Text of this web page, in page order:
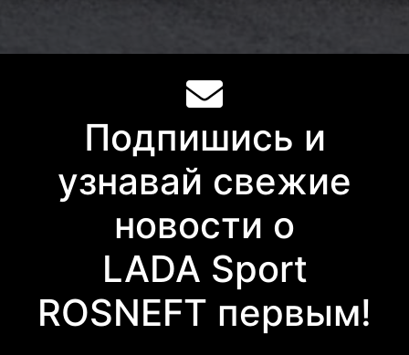
Подпишись и
узнавай свежие
новости о
LADA Sport
ROSNEFT первым!